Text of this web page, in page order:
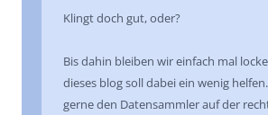
Klingt doch gut, oder?
Bis dahin bleiben wir einfach mal
dieses blog soll dabei ein wenig
gerne den Datensammler auf der